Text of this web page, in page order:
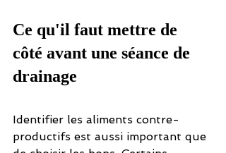
Ce qu'il faut mettre de
côté avant une séance de
drainage
Identifier les aliments contre-
productifs est aussi important que